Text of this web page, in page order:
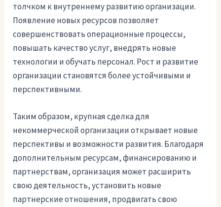
толчком к внутреннему развитию организации.
Появление новых ресурсов позволяет
совершенствовать операционные процессы,
повышать качество услуг, внедрять новые
технологии и обучать персонал. Рост и развитие
организации становятся более устойчивыми и
перспективными.
Таким образом, крупная сделка для
некоммерческой организации открывает новые
перспективы и возможности развития. Благодаря
дополнительным ресурсам, финансированию и
партнерствам, организация может расширить
свою деятельность, установить новые
партнерские отношения, продвигать свою